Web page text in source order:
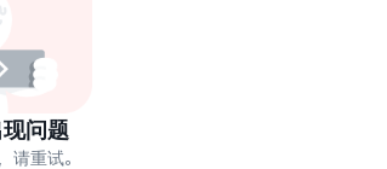
问题
请重试。